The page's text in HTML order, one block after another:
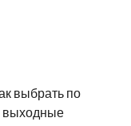
выбрать по
выходные